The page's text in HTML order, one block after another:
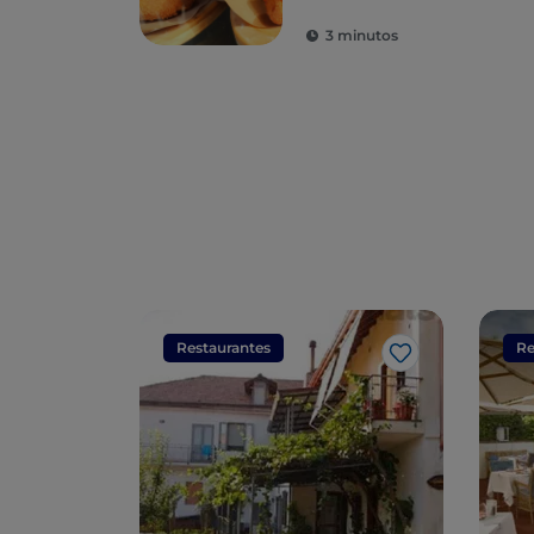
maravilhas para o
3 minutos
Restaurantes
Gosto